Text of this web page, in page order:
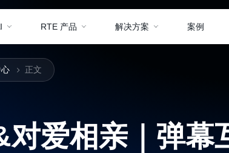
RTE 产品 解决方案 案例
正文
对爱相亲｜弹幕